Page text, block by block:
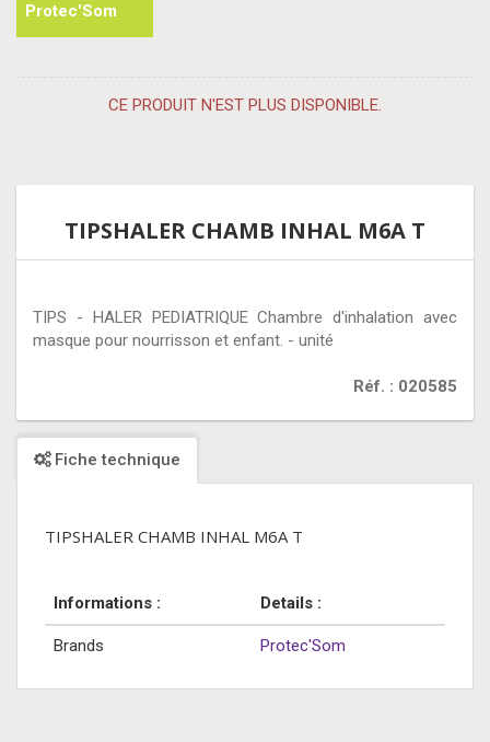
Protec'Som
CE PRODUIT N'EST PLUS DISPONIBLE.
TIPSHALER CHAMB INHAL M6A T
TIPS - HALER PEDIATRIQUE Chambre d'inhalation avec
masque pour nourrisson et enfant. - unité
Réf. : 020585
Fiche technique
TIPSHALER CHAMB INHAL M6A T
Informations : Details :
Brands Protec'Som